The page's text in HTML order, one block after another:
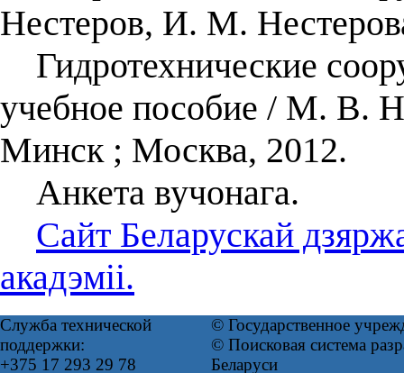
Нестеров, И. М.
Гидротехнические
учебное пособие / М. В.
Минск ; Москва, 2012.
Анкета вучонага.
Сайт Беларускай
акадэміі.
Служба технической
поддержки:
+375 17 293 29 78
© Государственное
© Поисковая система
Беларуси